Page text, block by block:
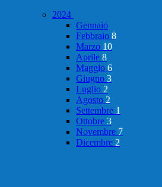
2024
Gennaio
Febbraio 8
Marzo 10
Aprile 8
Maggio 6
Giugno 3
Luglio 2
Agosto 2
Settembre 1
Ottobre 3
Novembre 7
Dicembre 2